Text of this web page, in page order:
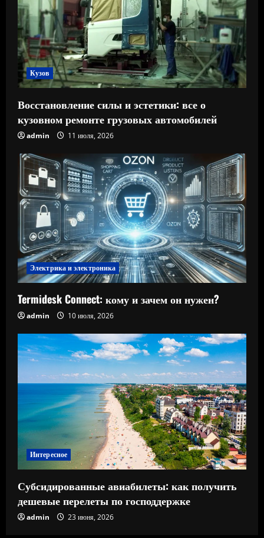
Кузов
Восстановление силы и эстетики: все о
кузовном ремонте грузовых автомобилей
admin 11 июля, 2026
Электрика и электроника
Termidesk Connect: кому и зачем он нужен?
admin 10 июля, 2026
Интересное
Субсидированные авиабилеты: как получить
дешевые перелеты по господдержке
admin 23 июня, 2026